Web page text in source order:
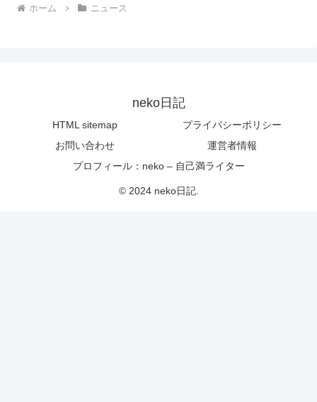
ホーム ニュース
neko日記
HTML sitemap
プライバシーポリシー
お問い合わせ
運営者情報
プロフィール：neko – 自己満ライター
© 2024 neko日記.